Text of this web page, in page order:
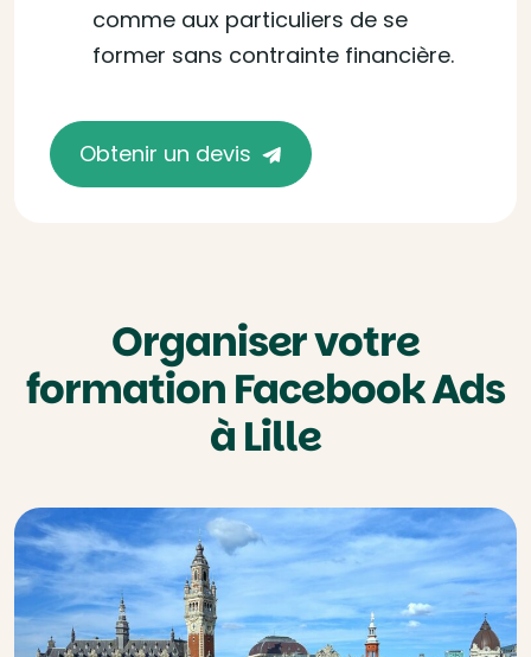
comme aux particuliers de se
former sans contrainte financière.
Obtenir un devis
Organiser votre
formation Facebook Ads
à Lille